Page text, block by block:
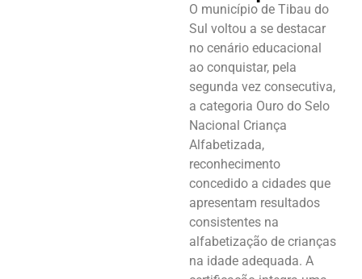
O município de Tibau do
Sul voltou a se destacar
no cenário educacional
ao conquistar, pela
segunda vez consecutiva,
a categoria Ouro do Selo
Nacional Criança
Alfabetizada,
reconhecimento
concedido a cidades que
apresentam resultados
consistentes na
alfabetização de crianças
na idade adequada. A